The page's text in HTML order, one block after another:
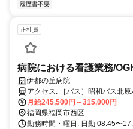
履歴書不要
正社員
病院における看護業務/
伊都の丘病院
アクセス: ［バス］昭和バス北原バス停から徒歩12分 ［JR］JR九大
学研都市駅から徒歩10分・車で
http://www.itonooka.dr-clinic.jp/
月給245,500円～315,000円
福岡県福岡市西区
勤務時間・曜日: 日勤 08:45〜